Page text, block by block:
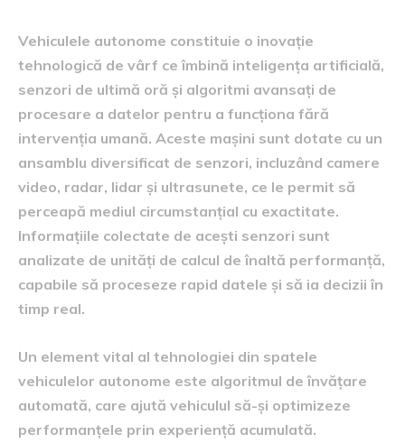
Vehiculele autonome constituie o inovație
tehnologică de vârf ce îmbină inteligența artificială,
senzori de ultimă oră și algoritmi avansați de
procesare a datelor pentru a funcționa fără
intervenția umană. Aceste mașini sunt dotate cu un
ansamblu diversificat de senzori, incluzând camere
video, radar, lidar și ultrasunete, ce le permit să
perceapă mediul circumstanțial cu exactitate.
Informațiile colectate de acești senzori sunt
analizate de unități de calcul de înaltă performanță,
capabile să proceseze rapid datele și să ia decizii în
timp real.
Un element vital al tehnologiei din spatele
vehiculelor autonome este algoritmul de învățare
automată, care ajută vehiculul să-și optimizeze
performanțele prin experiență acumulată.